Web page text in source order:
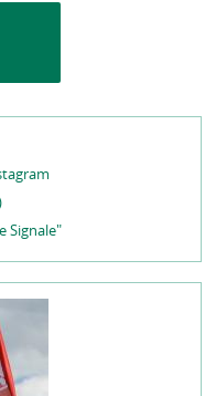
Signale"